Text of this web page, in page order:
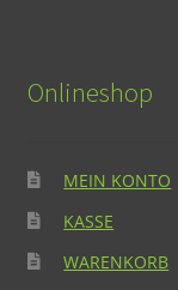
Onlineshop
MEIN KONTO
KASSE
WARENKORB